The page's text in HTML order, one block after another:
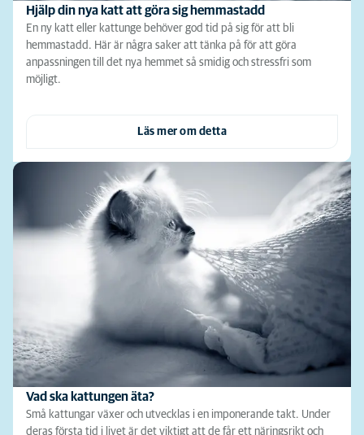
Hjälp din nya katt att göra sig hemmastadd
En ny katt eller kattunge behöver god tid på sig för att bli
hemmastadd. Här är några saker att tänka på för att göra
anpassningen till det nya hemmet så smidig och stressfri som
möjligt.
Läs mer om detta
Vad ska kattungen äta?
Små kattungar växer och utvecklas i en imponerande takt. Under
deras första tid i livet är det viktigt att de får ett näringsrikt och